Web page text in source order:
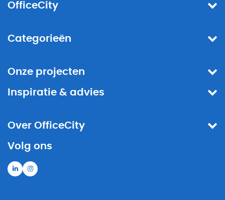
OfficeCity
Categorieën
Onze projecten
Inspiratie & advies
Over OfficeCity
Volg ons